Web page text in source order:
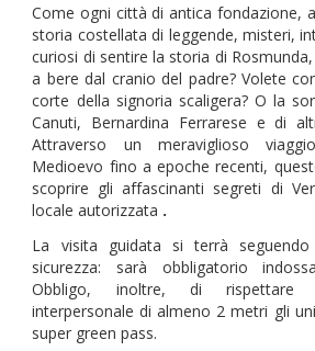
Come ogni città di antica fondazione,
storia costellata di leggende, misteri,
curiosi di sentire la storia di
a bere dal cranio del padre? Volete
corte della signoria scaligera? O la
Canuti, Bernardina Ferrarese e di
Attraverso un meraviglioso
Medioevo fino a epoche recenti,
scoprire gli affascinanti segreti di
locale autorizzata .
La visita guidata si terrà
sicurezza: sarà obbligatorio
Obbligo, inoltre, di rispettare
interpersonale di almeno 2 metri gli
super green pass.